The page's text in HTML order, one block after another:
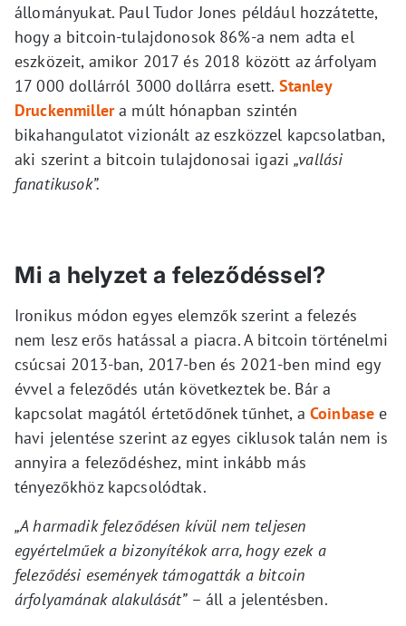
állományukat. Paul Tudor Jones például hozzátette,
hogy a bitcoin-tulajdonosok 86%-a nem adta el
eszközeit, amikor 2017 és 2018 között az árfolyam
17 000 dollárról 3000 dollárra esett. Stanley
Druckenmillera múlt hónapban szintén
bikahangulatot vizionált az eszközzel kapcsolatban,
aki szerint a bitcoin tulajdonosai igazi„vallási
fanatikusok”.
Mi a helyzet a feleződéssel?
Ironikus módon egyes elemzők szerint a felezés
nem lesz erős hatással a piacra. A bitcoin történelmi
csúcsai 2013-ban, 2017-ben és 2021-ben mind egy
évvel a feleződés után következtek be. Bár a
kapcsolat magától értetődőnek tűnhet, a Coinbase e
havi jelentése szerint az egyes ciklusok talán nem is
annyira a feleződéshez, mint inkább más
tényezőkhöz kapcsolódtak.
„A harmadik feleződésen kívül nem teljesen
egyértelműek a bizonyítékok arra, hogy ezek a
feleződési események támogatták a bitcoin
árfolyamának alakulását”– áll a jelentésben.